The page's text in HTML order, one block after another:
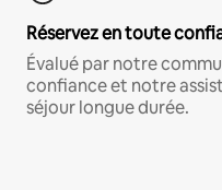
Réservez en toute
Évalué par notre
confiance et notre
séjour longue durée.